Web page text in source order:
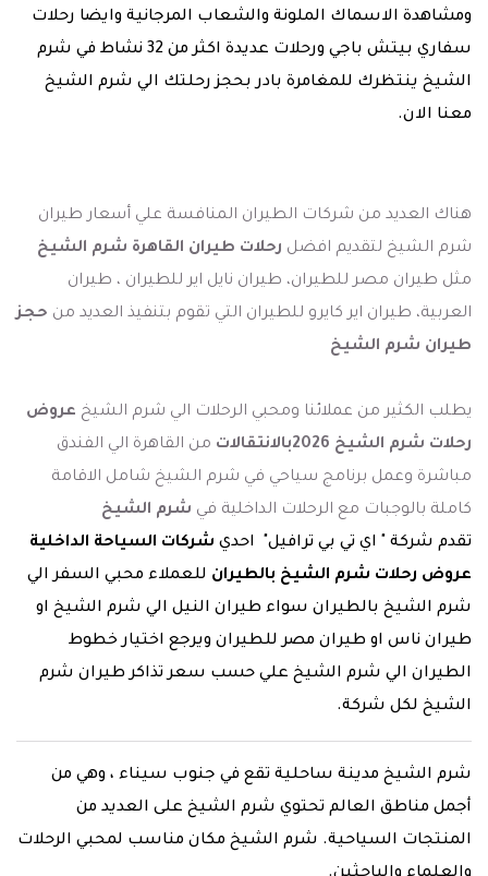
ومشاهدة الاسماك الملونة والشعاب المرجانية وايضا رحلات
سفاري بيتش باجي ورحلات عديدة اكثر من 32 نشاط في شرم
الشيخ ينتظرك للمغامرة بادر بحجز رحلتك الي شرم الشيخ
معنا الان.
هناك العديد من شركات الطيران المنافسة علي أسعار طيران
شرم الشيخ لتقديم افضل رحلات طيران القاهرة شرم الشيخ
مثل طيران مصر للطيران، طيران نايل اير للطيران ، طيران
العربية، طيران اير كايرو للطيران التي تقوم بتنفيذ العديد من حجز
طيران شرم الشيخ
يطلب الكثير من عملائنا ومحبي الرحلات الي شرم الشيخ عروض
رحلات شرم الشيخ 2026بالانتقالات
من القاهرة الي الفندق
مباشرة وعمل برنامج سياحي في شرم الشيخ شامل الاقامة
كاملة بالوجبات مع الرحلات الداخلية في شرم الشيخ
تقدم شركة " اي تي بي ترافيل" احدي شركات السياحة الداخلية
عروض رحلات شرم الشيخ بالطيران للعملاء محبي السفر الي
شرم الشيخ بالطيران سواء طيران النيل الي شرم الشيخ او
طيران ناس او طيران مصر للطيران ويرجع اختيار خطوط
الطيران الي شرم الشيخ علي حسب سعر تذاكر طيران شرم
الشيخ لكل شركة.
شرم الشيخ مدينة ساحلية تقع في جنوب سيناء ، وهي من
أجمل مناطق العالم تحتوي شرم الشيخ على العديد من
المنتجات السياحية. شرم الشيخ مكان مناسب لمحبي الرحلات